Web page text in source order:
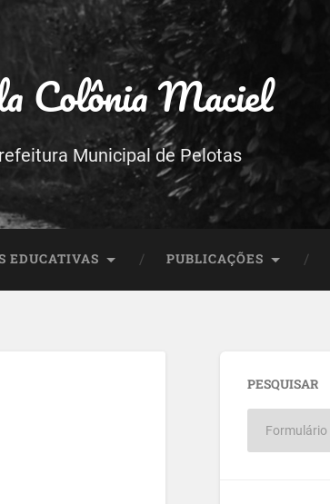
Colônia Maciel
Municipal de Pelotas
EDUCATIVAS PUBLICAÇÕES
PESQUISAR